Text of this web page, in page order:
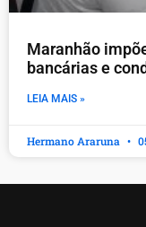
Maranhão
bancárias e
LEIA MAIS »
Hermano Araruna